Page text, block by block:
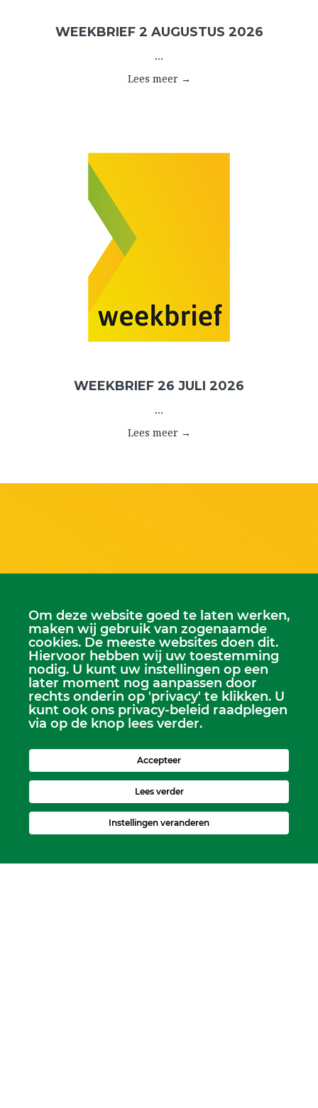
WEEKBRIEF 2 AUGUSTUS 2026
...
Lees meer →
WEEKBRIEF 26 JULI 2026
...
Lees meer →
Scriba
Dhr. Leen Kruithof
scriba@kerkheerjansdam.nl
Om deze website goed te laten werken,
maken wij gebruik van zogenaamde
cookies. De meeste websites doen dit.
Hiervoor hebben wij uw toestemming
nodig. U kunt uw instellingen op een
later moment nog aanpassen door
rechts onderin op 'privacy' te klikken. U
kunt ook ons privacy-beleid raadplegen
via op de knop lees verder.
Accepteer
Lees verder
Instellingen veranderen